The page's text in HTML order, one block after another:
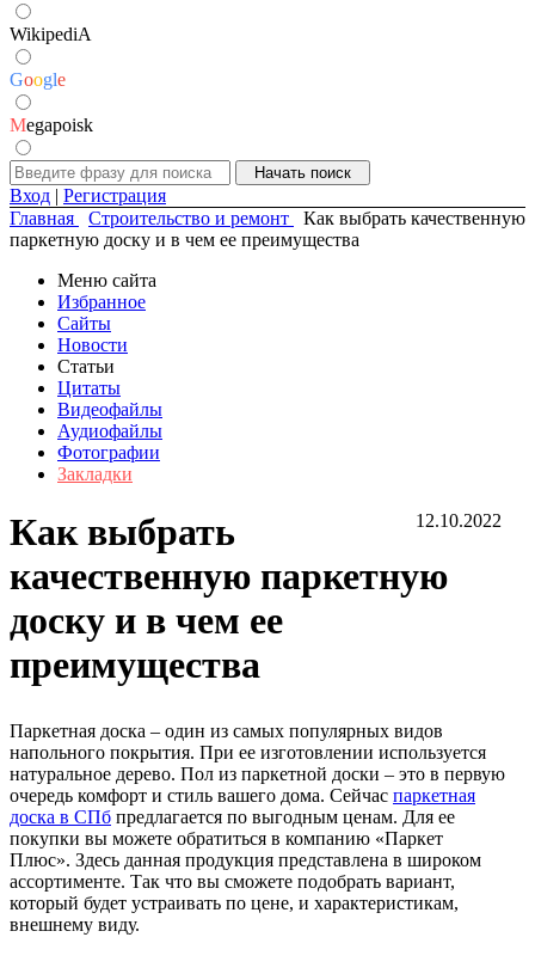
WikipediA
Google
Megapoisk
Вход | Регистрация
Главная
Строительство и ремонт
Как выбрать качественную
паркетную доску и в чем ее преимущества
Меню сайта
Избранное
Сайты
Новости
Статьи
Цитаты
Видеофайлы
Аудиофайлы
Фотографии
Закладки
12.10.2022
Как выбрать
качественную паркетную
доску и в чем ее
преимущества
Паркетная доска – один из самых популярных видов
напольного покрытия. При ее изготовлении используется
натуральное дерево. Пол из паркетной доски – это в первую
очередь комфорт и стиль вашего дома. Сейчас паркетная
доска в СПб предлагается по выгодным ценам. Для ее
покупки вы можете обратиться в компанию «Паркет
Плюс». Здесь данная продукция представлена в широком
ассортименте. Так что вы сможете подобрать вариант,
который будет устраивать по цене, и характеристикам,
внешнему виду.